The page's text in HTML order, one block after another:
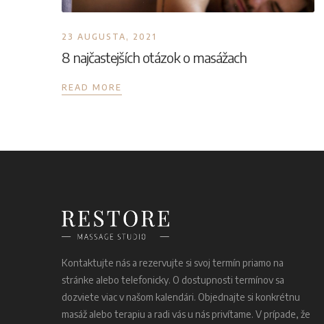
23 AUGUSTA, 2021
8 najčastejších otázok o masážach
READ MORE
Kontaktujte nás a rezervujte si svoj termín priamo na
stránke alebo telefonicky. O dostupnosti termínov sa
dozviete viac v našom kalendári. Objednajte si konkrétnu
masáž alebo terapiu a radi vás u nás privítame. V prípade, že